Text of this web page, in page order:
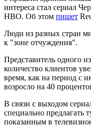
интереса стал сериал
HBO. Об этом пишет
Люди из разных стран
к "зоне отчуждения".
Представитель одного
количество клиентов
время, как на период с
возросло на 40
В связи с выходом
специально предлагать
показанным в